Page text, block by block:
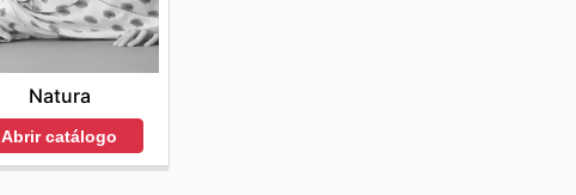
Natura
Abrir catálogo